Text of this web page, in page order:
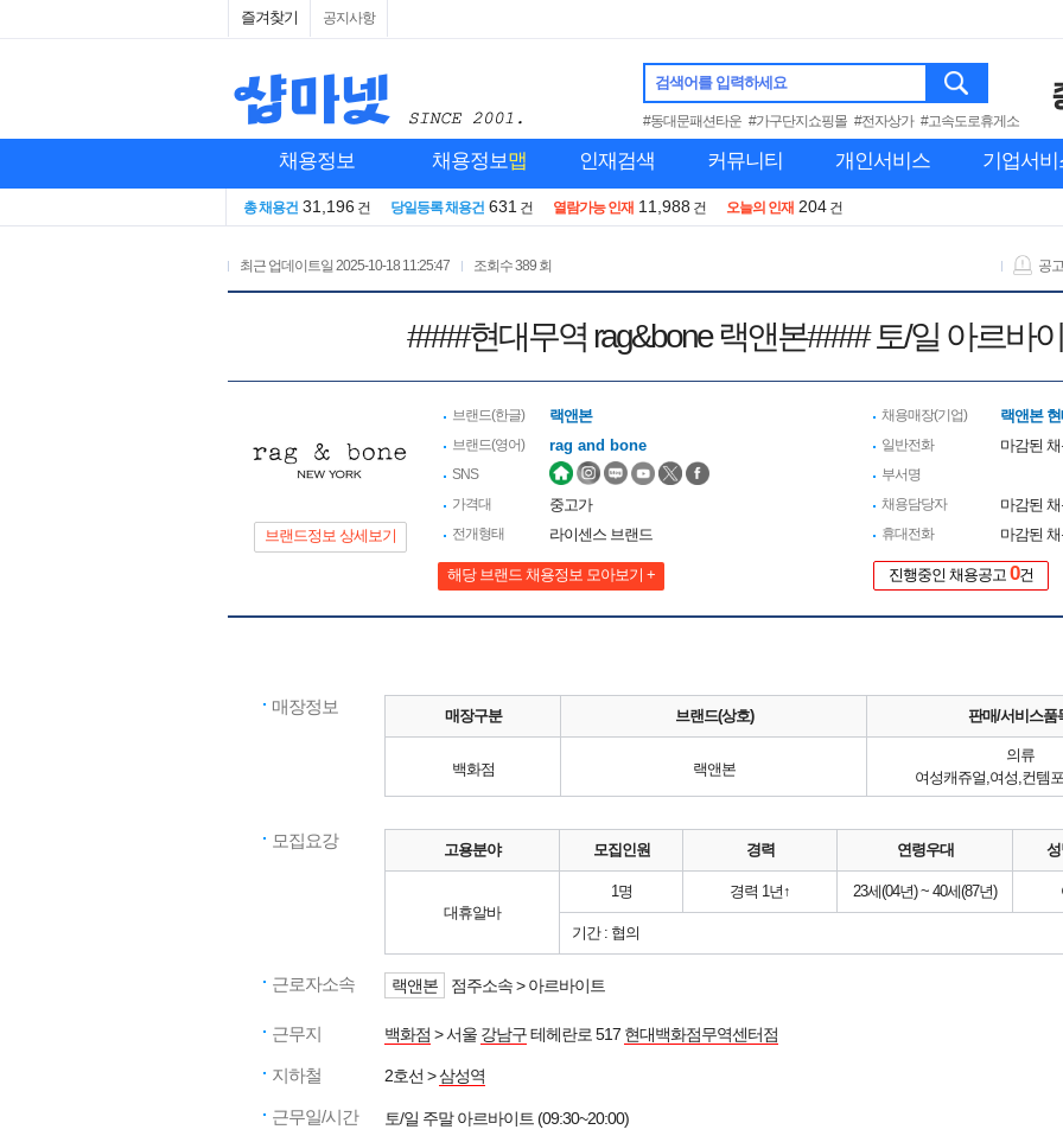
즐겨찾기 공지사항
검색어를 입력하세요
#동대문패션타운 #가구단지쇼핑몰 #전자상가 #고속도로휴게소
채용정보 채용정보맵 인재검색 커뮤니티 개인서비스 기업서비
총 채용건 31,196 건 당일등록 채용건 631 건 열람가능 인재 11,988 건 오늘의 인재 204 건
최근 업데이트일 2025-10-18 11:25:47 조회수389 회 공
####현대무역 rag&bone 랙앤본#### 토/일 아르바
브랜드정보 상세보기
브랜드(한글) 랙앤본
브랜드(영어) rag and bone
SNS
가격대
중고가
전개형태 라이센스 브랜드
해당 브랜드 채용정보 모아보기 +
채용매장(기업) 랙앤본
일반전화 마감된
부서명
채용담당자
마감된
휴대전화 마감된
진행중인 채용공고 0건
매장정보 매장구분 브랜드(상호) 판매/서비스품
백화점 랙앤본
의류
여성캐쥬얼,여성,컨템
모집요강 고용분야 모집인원 경력 연령우대
대휴알바
1명 경력 1년↑ 23세(04년) ~ 40세(87년)
기간 : 협의
근로자소속 랙앤본 점주소속 > 아르바이트
근무지 백화점 > 서울 강남구테헤란로 517 현대백화점무역센터점
지하철 2호선 >삼성역
근무일/시간 토/일 주말 아르바이트 (09:30~20:00)